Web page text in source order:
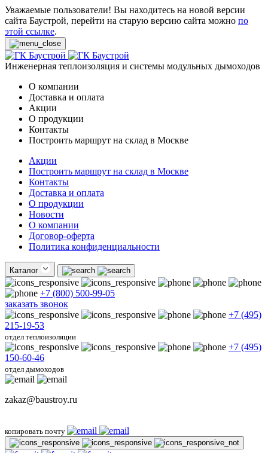
Уважаемые пользователи! Вы находитесь на новой версии
сайта Баустрой, перейти на старую версию сайта можно по
этой ссылке.
Инженерная теплоизоляция и системы модульных дымоходов
О компании
Доставка и оплата
Акции
О продукции
Контакты
Построить маршрут на склад в Москве
Акции
Построить маршрут на склад в Москве
Контакты
Доставка и оплата
О продукции
Новости
О компании
Договор-оферта
Политика конфиденциальности
Каталог
+7 (800) 500-99-05
заказать звонок
+7 (495)
215-19-53
отдел теплоизоляции
+7 (495)
150-60-46
отдел дымоходов
zakaz@baustroy.ru
копировать почту